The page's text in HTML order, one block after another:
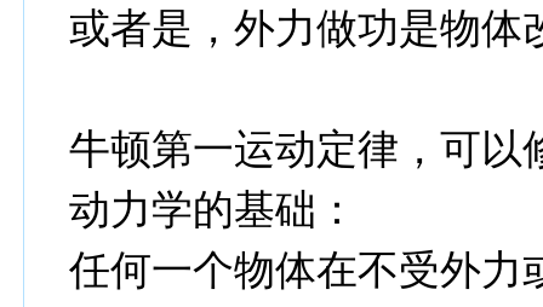
或者是，外力做功是物体
牛顿第一运动定律，可以
动力学的基础：
任何一个物体在不受外力